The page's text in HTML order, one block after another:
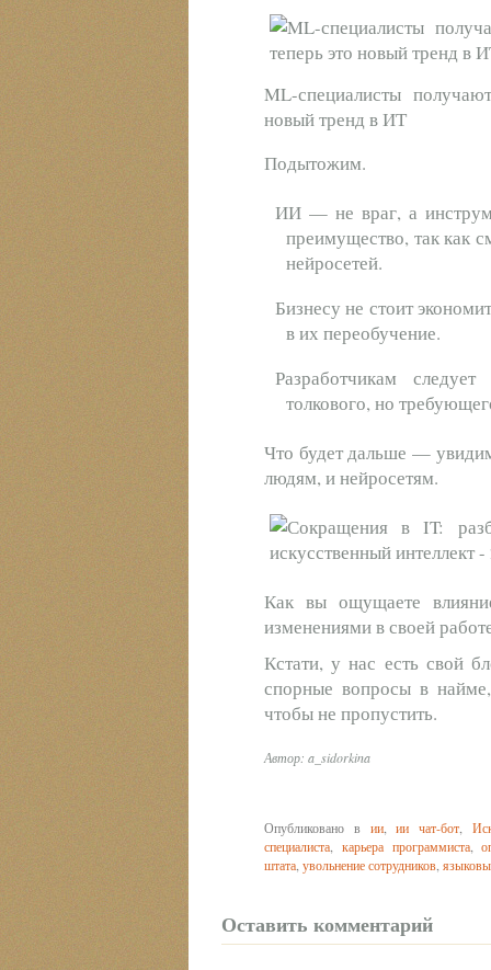
ML-специалисты
новый тренд в ИТ
Подытожим.
ИИ — не враг, а
преимущество, так как
нейросетей.
Бизнесу не стоит
в их переобучение.
Разработчикам
толкового, но
Что будет дальше —
людям, и нейросетям.
Как вы ощущаете
изменениями в своей
Кстати, у нас есть свой
спорные вопросы в
чтобы не пропустить.
Автор: a_sidorkina
Опубликовано в ии,ии чат-бот
специалиста
карьера программиста,
штата увольнение сотрудников
Оставить комментарий